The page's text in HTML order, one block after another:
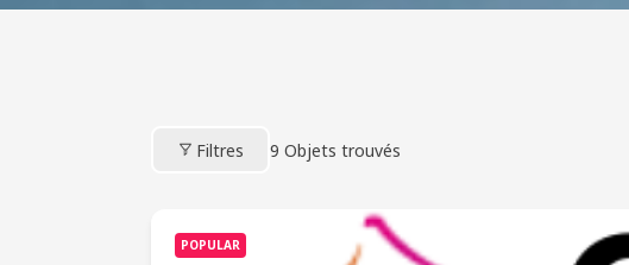
Filtres 9 Objets trouvés
POPULAR